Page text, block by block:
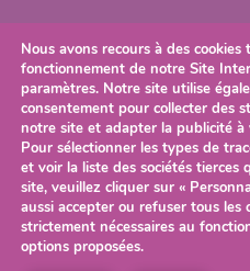
Nous Suivre
Télécharger
Mentions légales
Politique
Nous avons recours à des
fonctionnement de notre Site
paramètres. Notre site utilise
consentement pour collecter des
notre site et adapter la publicité à
Pour sélectionner les types de
et voir la liste des sociétés
site, veuillez cliquer sur «
aussi accepter ou refuser tous les
strictement nécessaires au
options proposées.